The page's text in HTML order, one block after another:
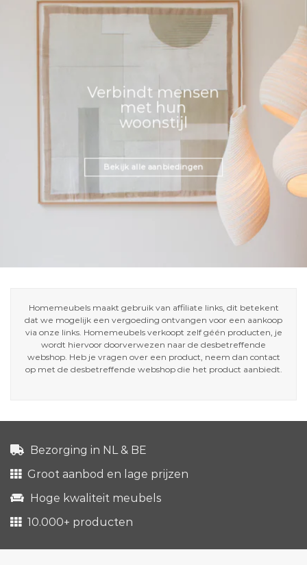
Verbindt mensen
met hun
woonstijl
Bekijk alle aanbiedingen
Homemeubels maakt gebruik van affiliate links, dit betekent
dat we mogelijk een vergoeding ontvangen voor een aankoop
via onze links. Homemeubels verkoopt zelf géén producten, je
wordt hiervoor doorverwezen naar de desbetreffende
webshop. Heb je vragen over een product, neem dan contact
op met de desbetreffende webshop die het product aanbiedt.
Bezorging in NL & BE
Groot aanbod en lage prijzen
Hoge kwaliteit meubels
10.000+ producten